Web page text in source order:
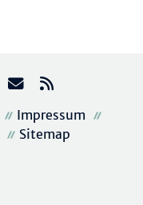
Impressum
Sitemap